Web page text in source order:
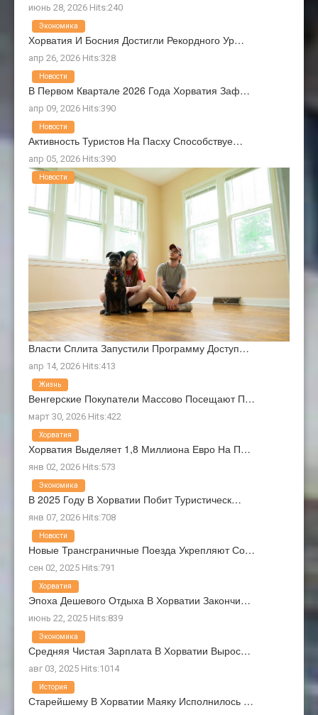
июнь 28, 2026 Hits:240
Хорватия И Босния Достигли Рекордного Ур…
апр 26, 2026 Hits:328
Экономика
В Первом Квартале 2026 Года Хорватия Заф…
апр 09, 2026 Hits:390
Новости
Активность Туристов На Пасху Способствуе…
апр 05, 2026 Hits:390
Новости
Власти Сплита Запустили Программу Доступ…
апр 14, 2026 Hits:413
Новости
Венгерские Покупатели Массово Посещают П…
март 30, 2026 Hits:422
Жизнь
Хорватия Выделяет 1,8 Миллиона Евро На П…
янв 02, 2026 Hits:573
Хорватия
В 2025 Году В Хорватии Побит Туристическ…
янв 07, 2026 Hits:708
Экономика
Новые Трансграничные Поезда Укрепляют Со…
сен 02, 2025 Hits:791
Новости
Эпоха Дешевого Отдыха В Хорватии Закончи…
июнь 22, 2025 Hits:839
Хорватия
Средняя Чистая Зарплата В Хорватии Вырос…
авг 03, 2025 Hits:1014
Экономика
Старейшему В Хорватии Маяку Исполнилось …
История